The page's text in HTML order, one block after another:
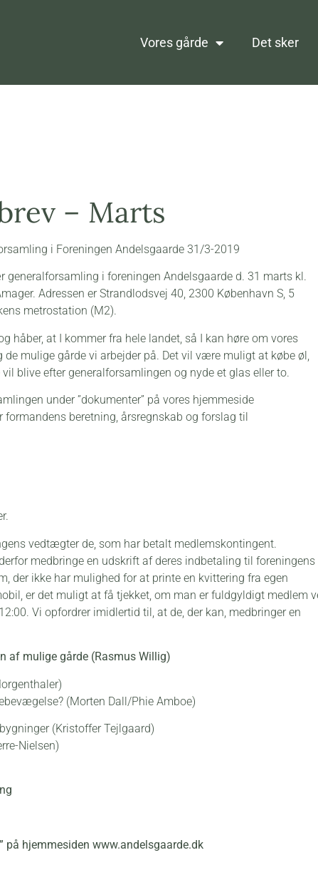
Vores gårde Det sker
– Marts
i Foreningen Andelsgaarde 31/3-2019
generalforsamling i foreningen Andelsgaarde d. 31 marts kl.
Adressen er Strandlodsvej 40, 2300 København S, 5
metrostation (M2).
håber, at I kommer fra hele landet, så I kan høre om vores
mulige gårde vi arbejder på. Det vil være muligt at købe øl,
blive efter generalforsamlingen og nyde et glas eller to.
under ”dokumenter” på vores hjemmeside
beretning, årsregnskab og forslag til
vedtægter de, som har betalt medlemskontingent.
medbringe en udskrift af deres indbetaling til foreningens
der ikke har mulighed for at printe en kvittering fra egen
er det muligt at få tjekket, om man er fuldgyldigt medlem
Vi opfordrer imidlertid til, at de, der kan, medbringer en
af mulige gårde (Rasmus Willig)
(Morten Dall/Phie Amboe)
(Kristoffer Tejlgaard)
Nielsen)
på hjemmesiden www.andelsgaarde.dk